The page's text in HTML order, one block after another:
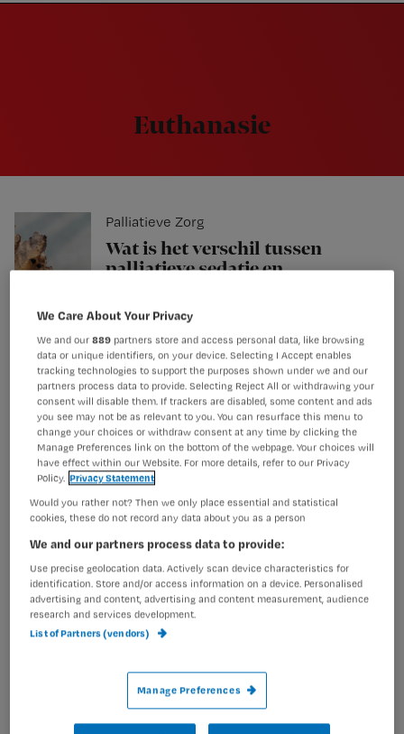
Nursing
Euthanasie
Palliatieve Zorg
Wat is het verschil tussen
palliatieve sedatie en
Driekwart verpleegkundigen
ziet rol stervenshulpverlener
wel zitten
‘Verpleegkundige kan functie
stervenshulpverlener
vervullen’
einde’
We Care About Your Privacy
We and our889 partners store and access personal data, like browsing
data or unique identifiers, on your device. Selecting I Accept enables
tracking technologies to support the purposes shown under we and our
partners process data to provide. Selecting Reject All or withdrawing your
consent will disable them. If trackers are disabled, some content and ads
you see may not be as relevant to you. You can resurface this menu to
change your choices or withdraw consent at any time by clicking the
Manage Preferences link on the bottom of the webpage. Your choices will
have effect within our Website. For more details, refer to our Privacy
Policy. Privacy Statement
Would you rather not? Then we only place essential and statistical
cookies, these do not record any data about you as a person
We and our partners process data to provide:
Use precise geolocation data. Actively scan device characteristics for
identification. Store and/or access information on a device. Personalised
advertising and content, advertising and content measurement, audience
research and services development.
List of Partners (vendors)
Manage Preferences